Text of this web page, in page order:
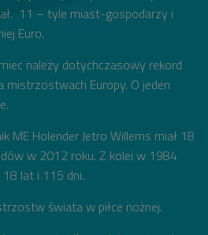
11 – tyle miast-gospodarzy i
Euro.
należy dotychczasowy rekord
mistrzostwach Europy. O jeden
ME Holender Jetro Willems miał 18
w 2012 roku. Z kolei w 1984
18 lat i 115 dni.
świata w piłce nożnej.